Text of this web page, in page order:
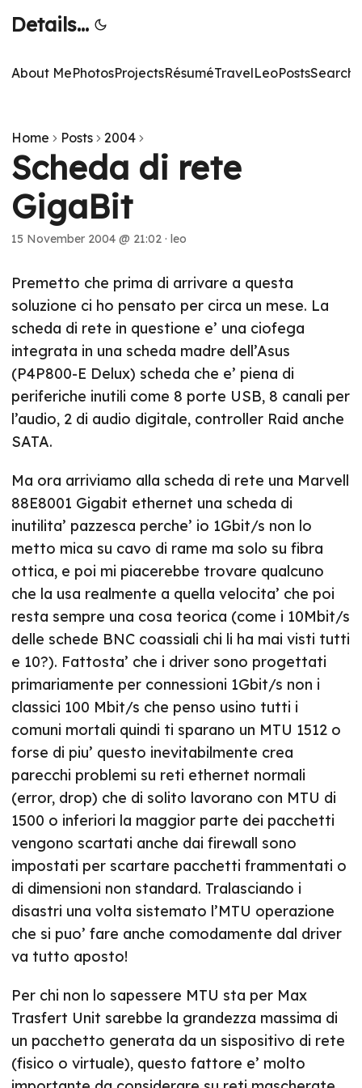
Details...
About MePhotosProjectsRésuméTravelLeoPostsSearch
Home Posts 2004
Scheda di rete
GigaBit
15 November 2004 @ 21:02 · leo
Premetto che prima di arrivare a questa
soluzione ci ho pensato per circa un mese. La
scheda di rete in questione e’ una ciofega
integrata in una scheda madre dell’Asus
(P4P800-E Delux) scheda che e’ piena di
periferiche inutili come 8 porte USB, 8 canali per
l’audio, 2 di audio digitale, controller Raid anche
SATA.
Ma ora arriviamo alla scheda di rete una Marvell
88E8001 Gigabit ethernet una scheda di
inutilita’ pazzesca perche’ io 1Gbit/s non lo
metto mica su cavo di rame ma solo su fibra
ottica, e poi mi piacerebbe trovare qualcuno
che la usa realmente a quella velocita’ che poi
resta sempre una cosa teorica (come i 10Mbit/s
delle schede BNC coassiali chi li ha mai visti tutti
e 10?). Fattosta’ che i driver sono progettati
primariamente per connessioni 1Gbit/s non i
classici 100 Mbit/s che penso usino tutti i
comuni mortali quindi ti sparano un MTU 1512 o
forse di piu’ questo inevitabilmente crea
parecchi problemi su reti ethernet normali
(error, drop) che di solito lavorano con MTU di
1500 o inferiori la maggior parte dei pacchetti
vengono scartati anche dai firewall sono
impostati per scartare pacchetti frammentati o
di dimensioni non standard. Tralasciando i
disastri una volta sistemato l’MTU operazione
che si puo’ fare anche comodamente dal driver
va tutto aposto!
Per chi non lo sapessere MTU sta per Max
Trasfert Unit sarebbe la grandezza massima di
un pacchetto generata da un sispositivo di rete
(fisico o virtuale), questo fattore e’ molto